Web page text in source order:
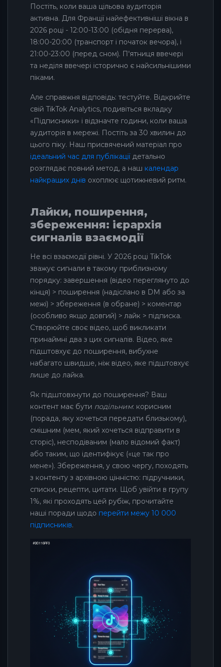
Постіть, коли ваша цільова аудиторія
активна. Для Франції найефективніші вікна в
2026 році - 12:00-13:00 (обідня перерва),
18:00-20:00 (транспорт і початок вечора), і
21:00-23:00 (перед сном). П'ятниця ввечері
та неділя ввечері історично є найсильнішими
піками.
Але справжня відповідь: тестуйте. Відкрийте
свій TikTok Analytics, подивіться вкладку
«Підписники» і відзначте години, коли ваша
аудиторія в мережі. Постіть за 30 хвилин до
цього піку. Наш присвячений матеріал про
ідеальний час для публікаціїдетально
розглядає повний метод, а наш календар
найкращих днів охоплює щотижневий ритм.
Лайки, поширення,
збереження: ієрархія
сигналів взаємодії
Не всі взаємодії рівні. У 2026 році TikTok
зважує сигнали в такому приблизному
порядку: завершення (відео переглянуто до
кінця) > поширення (надіслано в DM або за
межі) > збереження (в обране) > коментар
(особливо якщо довгий) > лайк > підписка.
Створюйте своє відео, щоб викликати
принаймні два з цих сигналів. Відео, яке
підштовхує до поширення, вибухне
набагато швидше, ніж відео, яке підштовхує
лише до лайка.
Як підштовхнути до поширення? Ваш
контент має бути подільним: корисним
(порада, яку хочеться передати близькому),
смішним (мем, який хочеться відправити в
сторіс), несподіваним (мало відомий факт)
або таким, що ідентифікує («це так про
мене»). Збереження, у свою чергу, походять
з контенту з архівною цінністю: підручники,
списки, рецепти, цитати. Щоб увійти в групу
1%, які проходять цей рубіж, прочитайте
наші поради щодо перейти межу 10 000
підписників.